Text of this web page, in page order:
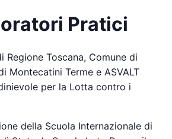
Pratici
Regione Toscana, Comune di
Montecatini Terme e ASVALT
per la Lotta contro i
della Scuola Internazionale di